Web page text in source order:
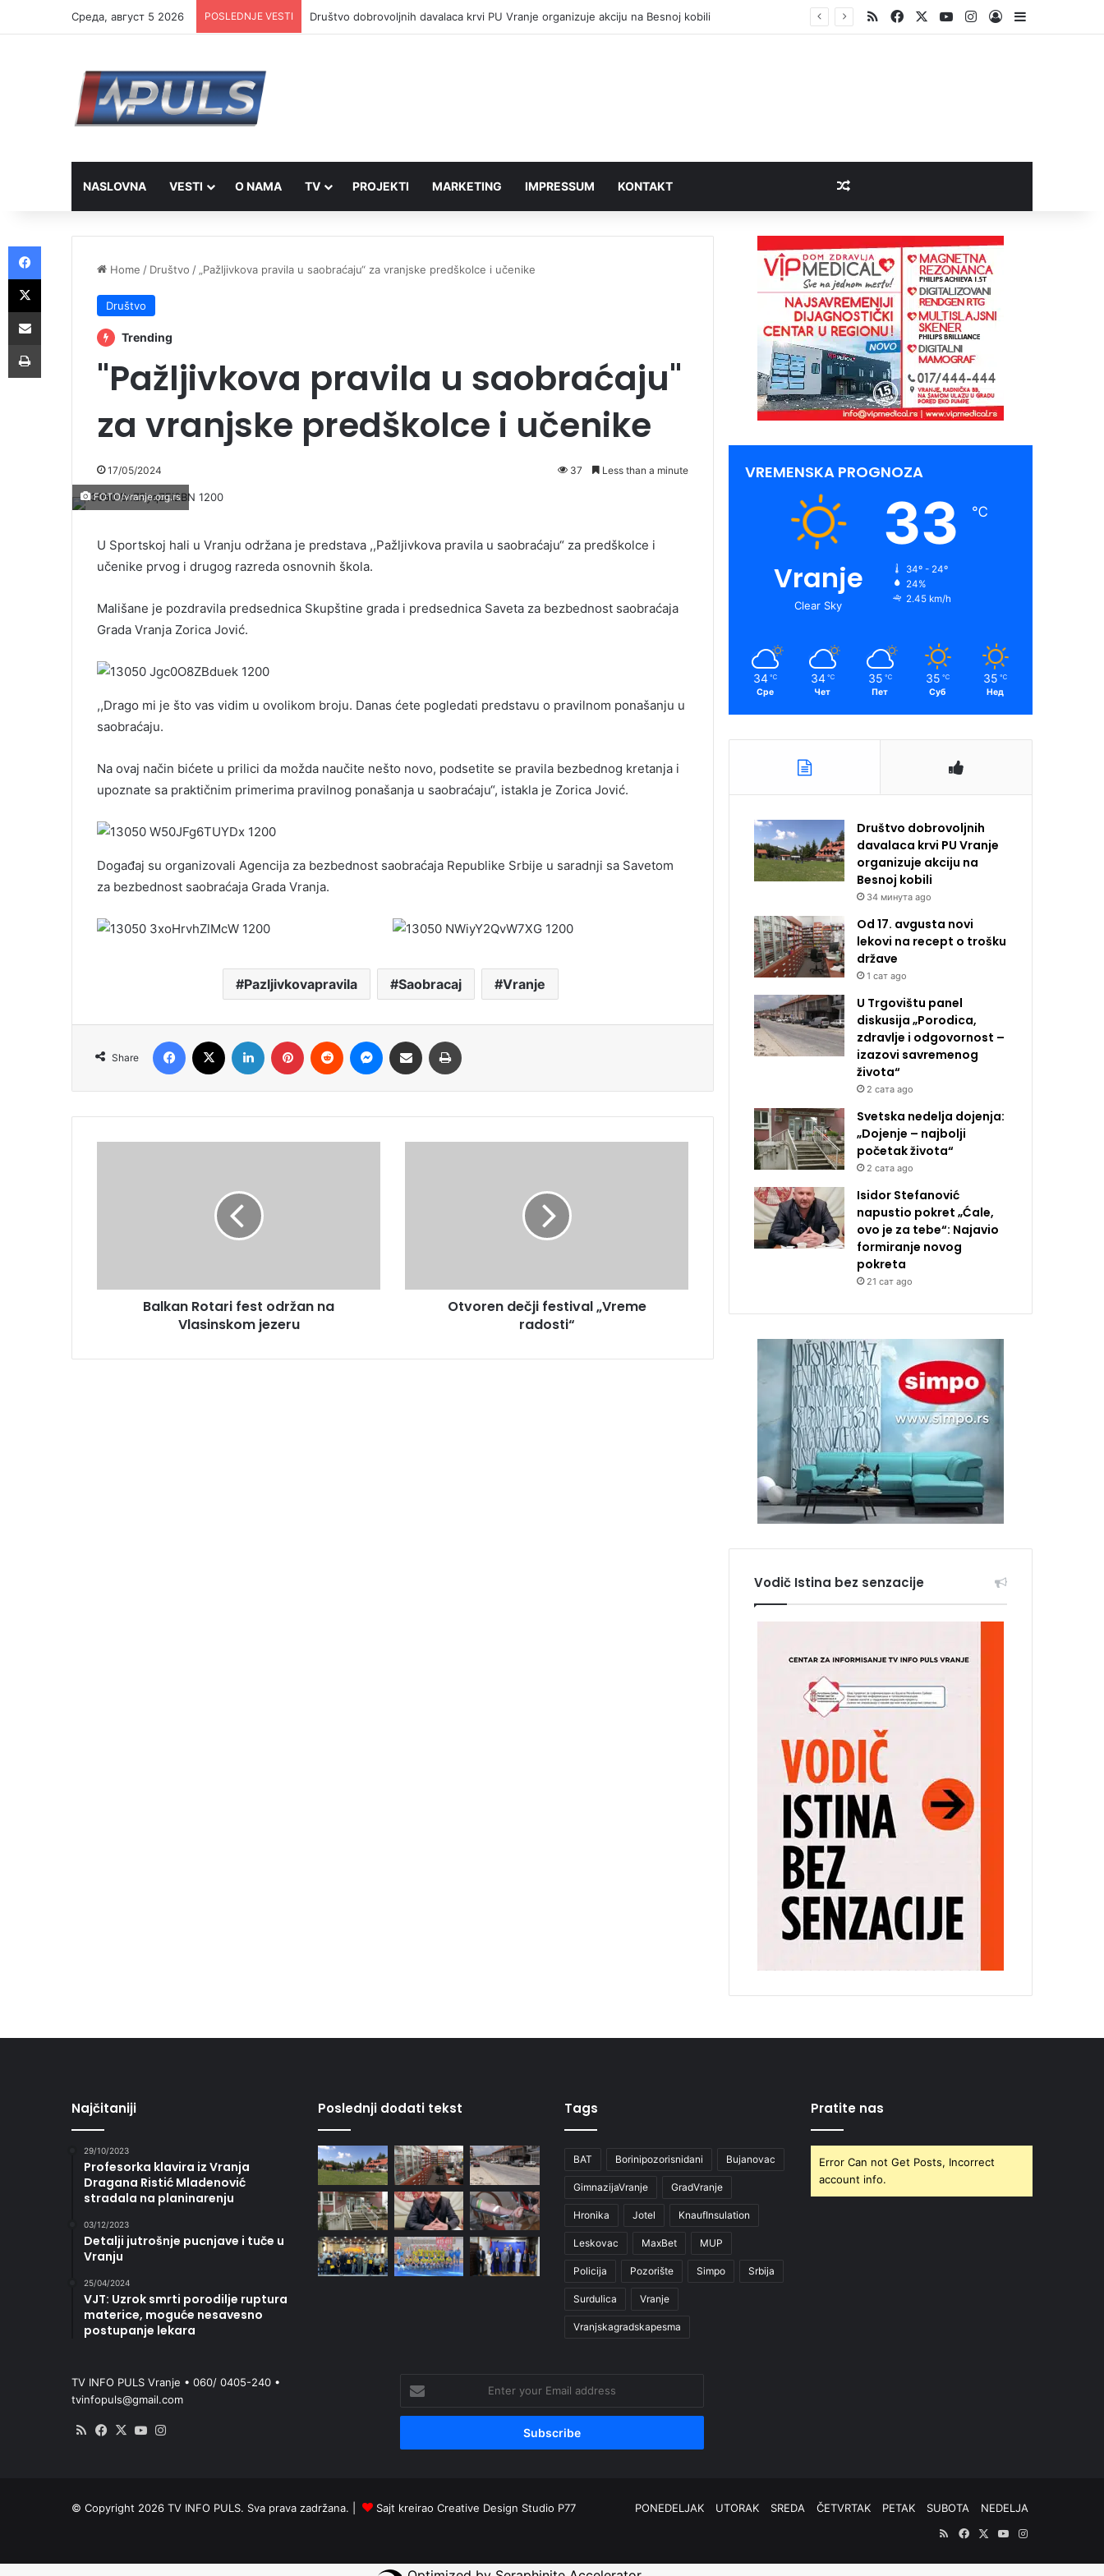
Cреда, август 5 2026 POSLEDNJE VESTI Društvo dobrovoljnih davalaca krvi PU Vranje organizuje akciju na Besnoj kobili RSSFacebookYouTubeInstagram
Log InSidebar
NASLOVNA VESTI O NAMA TV PROJEKTI MARKETING IMPRESSUM KONTAKT Random Article
Home / Društvo / „Pažljivkova pravila u saobraćaju“ za vranjske predškolce i učenike
Društvo
Trending
"Pažljivkova pravila u saobraćaju"
za vranjske predškolce i učenike
17/05/2024 37 Less than a minute
FOTO/vranje.org.rs
U Sportskoj hali u Vranju održana je predstava ,,Pažljivkova pravila u saobraćaju“ za predškolce i
učenike prvog i drugog razreda osnovnih škola.
Mališane je pozdravila predsednica Skupštine grada i predsednica Saveta za bezbednost saobraćaja
Grada Vranja Zorica Jović.
,,Drago mi je što vas vidim u ovolikom broju. Danas ćete pogledati predstavu o pravilnom ponašanju u
saobraćaju.
Na ovaj način bićete u prilici da možda naučite nešto novo, podsetite se pravila bezbednog kretanja i
upoznate sa praktičnim primerima pravilnog ponašanja u saobraćaju“, istakla je Zorica Jović.
Događaj su organizovali Agencija za bezbednost saobraćaja Republike Srbije u saradnji sa Savetom
za bezbednost saobraćaja Grada Vranja.
Pazljivkovapravila Saobracaj Vranje
Share
Facebook LinkedIn Pinterest Reddit Messenger
Share via Email
Balkan Rotari fest održan na
Vlasinskom jezeru
Otvoren dečji festival „Vreme
radosti“
VREMENSKA PROGNOZA
Vranje
Clear Sky
33 ℃
34º - 24º
24%
2.45 km/h
34 ℃
Сре
34 ℃
Чет
35 ℃
Пет
35 ℃
Суб
35 ℃
Нед
Društvo dobrovoljnih
davalaca krvi PU Vranje
organizuje akciju na
Besnoj kobili
34 минута ago
Od 17. avgusta novi
lekovi na recept o trošku
države
1 сат ago
U Trgovištu panel
diskusija „Porodica,
zdravlje i odgovornost –
izazovi savremenog
života“
2 сата ago
Svetska nedelja dojenja:
„Dojenje – najbolji
početak života“
2 сата ago
Isidor Stefanović
napustio pokret „Ćale,
ovo je za tebe“: Najavio
formiranje novog
pokreta
21 сат ago
Vodič Istina bez senzacije
Najčitaniji
29/10/2023
Profesorka klavira iz Vranja
Dragana Ristić Mladenović
stradala na planinarenju
03/12/2023
Detalji jutrošnje pucnjave i tuče u
Vranju
25/04/2024
VJT: Uzrok smrti porodilje ruptura
materice, moguće nesavesno
postupanje lekara
Poslednji dodati tekst Tags
BAT Borinipozorisnidani Bujanovac
GimnazijaVranje GradVranje
Hronika Jotel KnaufInsulation
Leskovac MaxBet MUP
Policija Pozorište Simpo Srbija
Surdulica Vranje
Vranjskagradskapesma
Pratite nas
Error Can not Get Posts, Incorrect
account info.
TV INFO PULS Vranje • 060/ 0405-240 •
tvinfopuls@gmail.com
RSS Facebook
X YouTube
your
Email
© Copyright 2026 TV INFO PULS. Sva prava zadržana. | Sajt kreirao Creative Design Studio P77 PONEDELJAK UTORAK SREDA ČETVRTAK PETAK SUBOTA
NEDELJA
RSSFacebook
X YouTubeInstagram
Facebook
X
Share via Email